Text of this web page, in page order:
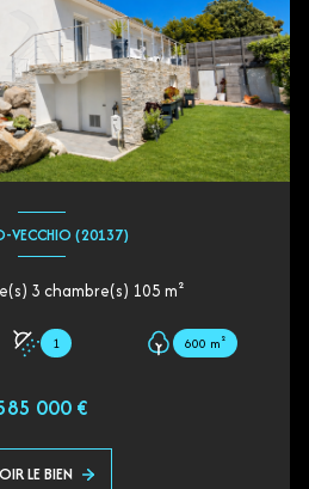
VECCHIO (20137)
Maison 4 pièce(s) 3 chambre(s) 105 m²
1 600 m²
000 €
LE BIEN